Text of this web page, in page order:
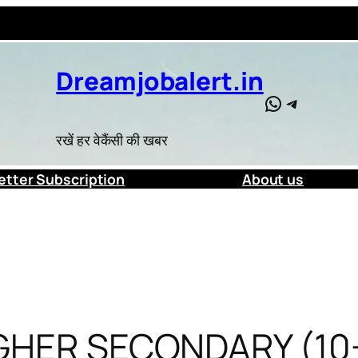
Dreamjobalert.in
रखें हर वेकैंसी की खबर
WhatsApp
Telegram
Subscription About us
SECONDARY